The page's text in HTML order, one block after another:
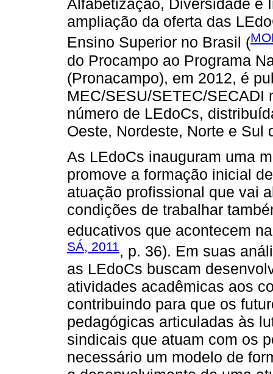
Alfabetização, Diversidade e
ampliação da oferta das
Ensino Superior no Brasil (
do Procampo ao Programa
(Pronacampo), em 2012, é
MEC/SESU/SETEC/SECADI
número de LEdoCs,
Oeste, Nordeste, Norte e Sul
As LEdoCs inauguram uma
promove a formação inicial
atuação profissional que vai
condições de trabalhar
educativos que acontecem
SÁ, 2011, p. 36). Em suas
as LEdoCs buscam
atividades acadêmicas aos
contribuindo para que os
pedagógicas articuladas às
sindicais que atuam com os
necessário um modelo de